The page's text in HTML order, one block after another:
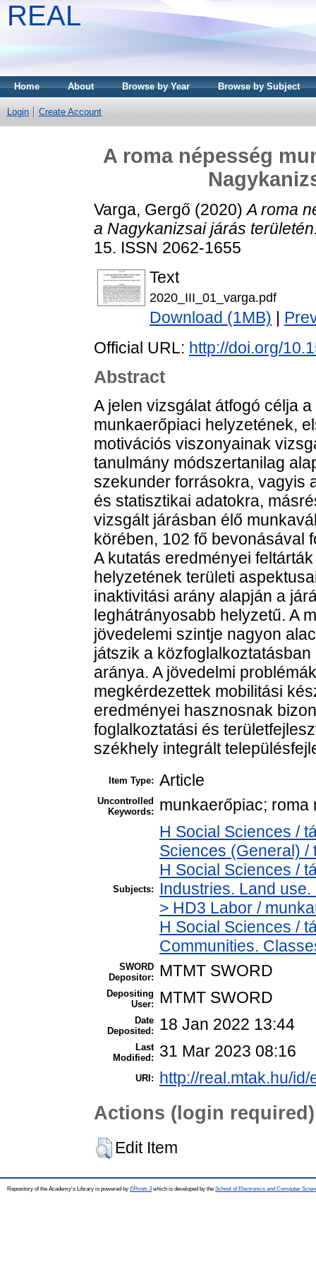
REAL
Home About Browse by Year Browse by Subject
Login Create Account
A roma népesség
Varga, Gergő (2020)A roma
a Nagykanizsai járás
15. ISSN 2062-1655
Text
2020_III_01_varga.pdf
Download (1MB)
Official URL: http://doi.org/
Abstract
A jelen vizsgálat átfogó célja
munkaerőpiaci helyzetének,
motivációs viszonyainak
tanulmány módszertanilag
szekunder forrásokra, vagyis
és statisztikai adatokra,
vizsgált járásban élő
körében, 102 fő bevonásával
A kutatás eredményei
helyzetének területi
inaktivitási arány alapján a
leghátrányosabb helyzetű. A
jövedelemi szintje nagyon
játszik a
aránya. A jövedelmi
megkérdezettek mobilitási
eredményei hasznosnak
foglalkoztatási és
székhely integrált
Item Type: Article
Uncontrolled
Keywords:
munkaerőpiac; roma
Subjects:
H Social Sciences /
Sciences (General) /
H Social Sciences /
Industries. Land
> HD3 Labor /
H Social Sciences /
Communities.
SWORD
Depositor:
MTMT SWORD
Depositing
User:
MTMT SWORD
Date
Deposited:
18 Jan 2022 13:44
Last
Modified:
31 Mar 2023 08:16
URI: http://real.mtak.hu/
Actions (login required)
Edit Item
Repository of the Academy's Library is powered by EPrints 3which is developed by the School of Electronics and Computer